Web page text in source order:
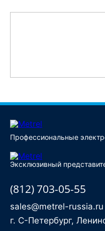
Профессиональные
Эксклюзивный
(812) 703-05-55
sales@metrel-russia.ru
г. С-Петербург,